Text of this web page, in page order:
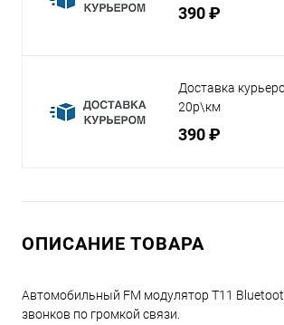
390 ₽
Доставка
20р\км
390 ₽
ОПИСАНИЕ ТОВАРА
Автомобильный FM модулятор T11
звонков по громкой связи.